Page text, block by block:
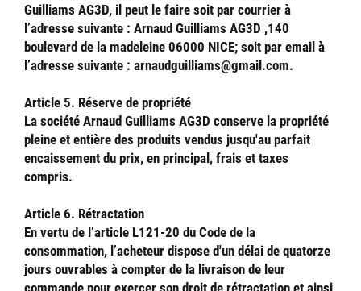
Guilliams AG3D, il peut le faire soit par courrier à
l’adresse suivante : Arnaud Guilliams AG3D ,140
boulevard de la madeleine 06000 NICE; soit par email à
l’adresse suivante : arnaudguilliams@gmail.com.
Article 5. Réserve de propriété
La société Arnaud Guilliams AG3D conserve la propriété
pleine et entière des produits vendus jusqu'au parfait
encaissement du prix, en principal, frais et taxes
compris.
Article 6. Rétractation
En vertu de l’article L121-20 du Code de la
consommation, l’acheteur dispose d'un délai de quatorze
jours ouvrables à compter de la livraison de leur
commande pour exercer son droit de rétractation et ainsi